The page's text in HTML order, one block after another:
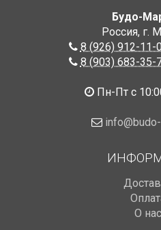
Будо-
Россия, г.
8 (926) 912-11-
8 (903) 683-35-
Пн-Пт с
О нас